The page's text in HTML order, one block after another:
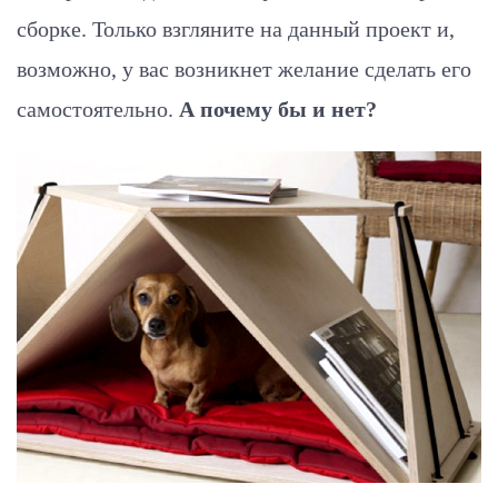
сборке. Только взгляните на данный проект и,
возможно, у вас возникнет желание сделать его
самостоятельно. А почему бы и нет?